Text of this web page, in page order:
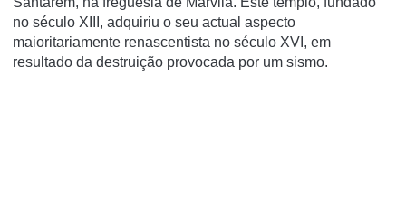
no século XIII, adquiriu o seu actual aspecto
maioritariamente renascentista no século XVI, em
resultado da destruição provocada por um sismo.